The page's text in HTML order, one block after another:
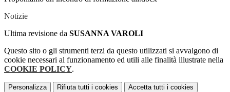
Notizie
Ultima revisione da SUSANNA VAROLI
Questo sito o gli strumenti terzi da questo utilizzati si avvalgono di
cookie necessari al funzionamento ed utili alle finalità illustrate nella
COOKIE POLICY.
Personalizza Rifiuta tutti i cookies Accetta tutti i cookies